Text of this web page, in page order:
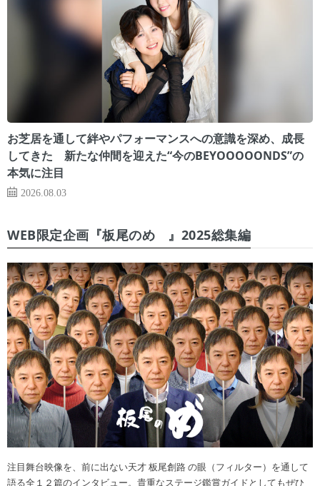
お芝居を通して絆やパフォーマンスへの意識を深め、成長
してきた 新たな仲間を迎えた“今のBEYOOOOONDS”の
本気に注目
2026.08.03
WEB限定企画『板尾のめ゙』2025総集編
注目舞台映像を、前に出ない天才 板尾創路 の眼（フィルター）を通して
語る全１２篇のインタビュー。貴重なステージ鑑賞ガイドとしてもぜひ